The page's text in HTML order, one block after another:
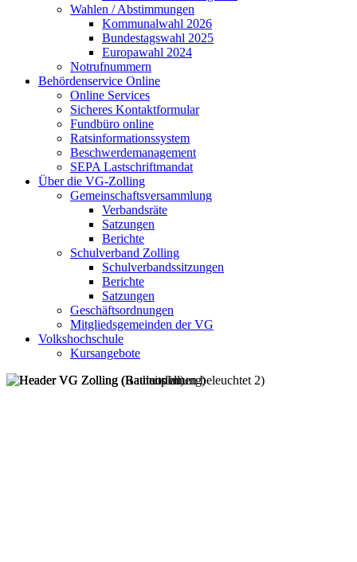
Wahlen / Abstimmungen
Kommunalwahl 2026
Bundestagswahl 2025
Europawahl 2024
Notrufnummern
Behördenservice Online
Online Services
Sicheres Kontaktformular
Fundbüro online
Ratsinformationssystem
Beschwerdemanagement
SEPA Lastschriftmandat
Über die VG-Zolling
Gemeinschaftsversammlung
Verbandsräte
Satzungen
Berichte
Schulverband Zolling
Schulverbandssitzungen
Berichte
Satzungen
Geschäftsordnungen
Mitgliedsgemeinden der VG
Volkshochschule
Kursangebote